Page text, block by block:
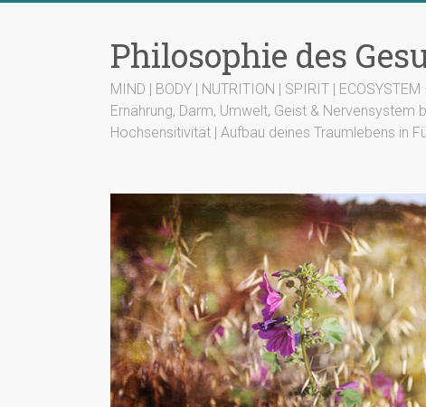
Philosophie des
MIND | BODY | NUTRITION | SPIRIT |
Ernährung, Darm, Umwelt, Geist &
Hochsensitivität | Aufbau deines Traumlebens in